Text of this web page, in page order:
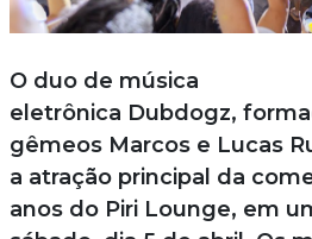
O duo de música
eletrônica Dubdogz,
gêmeos Marcos e Lucas
a atração principal da
anos do Piri Lounge, em